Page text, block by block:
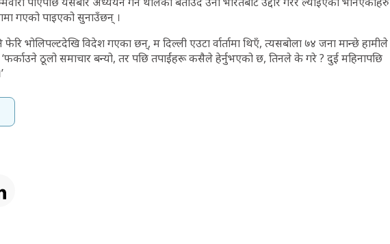
गएको पाइएको सुनाउँछन् ।
फेरि भोलिपल्टदेखि विदेश गएका छन्, म दिल्ली एउटा र्वार्तामा थिएँ, त्यसबोला ७४ जना मान्छे हामीले
‘फर्काउने ठूलो समाचार बन्यो, तर पछि तपाईंहरू कसैले हेर्नुभएको छ, तिनले के गरे ? दुई महिनापछि